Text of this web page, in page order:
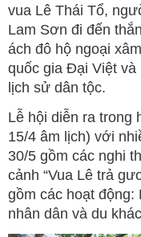
vua Lê Thái Tổ,
Lam Sơn đi đến
ách đô hộ ngoại
quốc gia Đại Việt
lịch sử dân tộc.
Lễ hội diễn ra trong
15/4 âm lịch) với
30/5 gồm các nghi
cảnh “Vua Lê trả
gồm các hoạt
nhân dân và du